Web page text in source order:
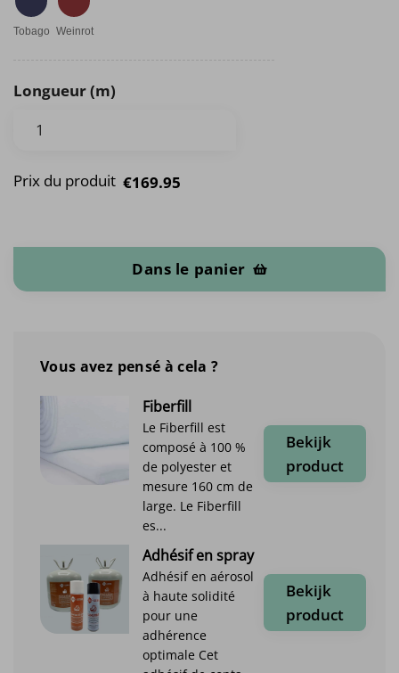
Tobago Weinrot
Longueur (m)
Prix du produit €169.95
Dans le panier
Vous avez pensé à cela ?
Fiberfill
Le Fiberfill est
composé à 100 %
de polyester et
mesure 160 cm de
large. Le Fiberfill
es...
Bekijk
product
Adhésif en spray
Adhésif en aérosol
à haute solidité
pour une
adhérence
optimale Cet
Bekijk
product